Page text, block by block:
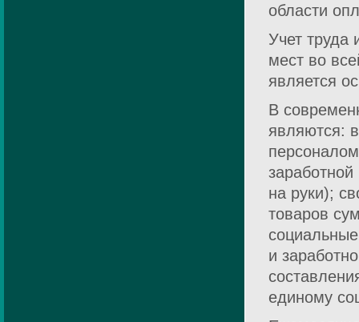
области
Учет труда
мест во
является
В
являются:
на руки);
товаров
и
единому